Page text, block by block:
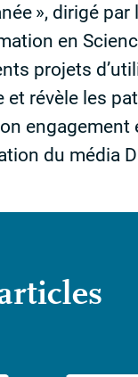
», dirigé par
en
projets
et révèle les
du média